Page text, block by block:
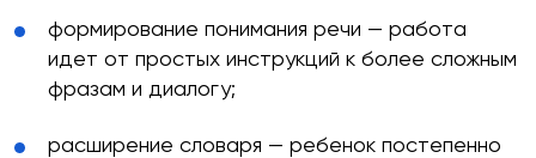
формирование понимания речи — работа
идет от простых инструкций к более сложным
фразам и диалогу;
расширение словаря — ребенок постепенно